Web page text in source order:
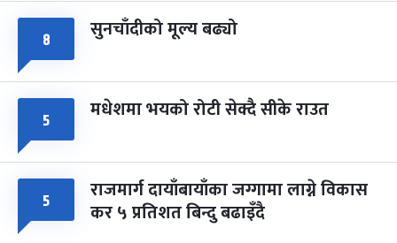
८ सुनचाँदीको मूल्य बढ्यो
५ मधेशमा भयको रोटी सेक्दै सीके राउत
५ राजमार्ग दायाँबायाँका जग्गामा लाग्ने विकास
कर ५ प्रतिशत बिन्दु बढाइँदै